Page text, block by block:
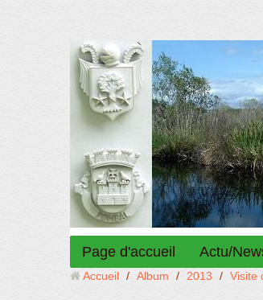
Page d'accueil Actu/
Accueil / Album / 2013 / Visite